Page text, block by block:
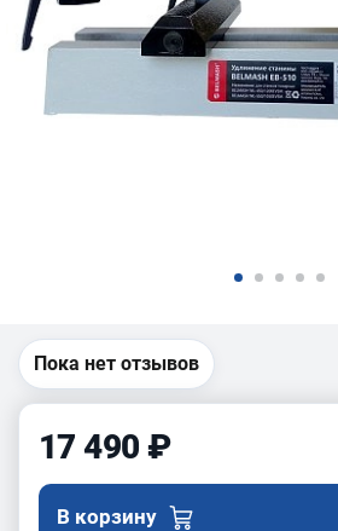
Пока нет отзывов
17 490 ₽
В корзину